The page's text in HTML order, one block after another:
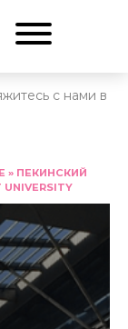
с нами в
» ПЕКИНСКИЙ